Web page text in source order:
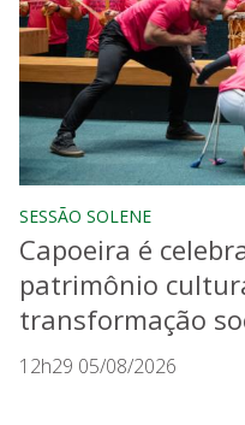
SESSÃO SOLENE
Capoeira é
patrimônio
transformação
12h29 05/08/2026